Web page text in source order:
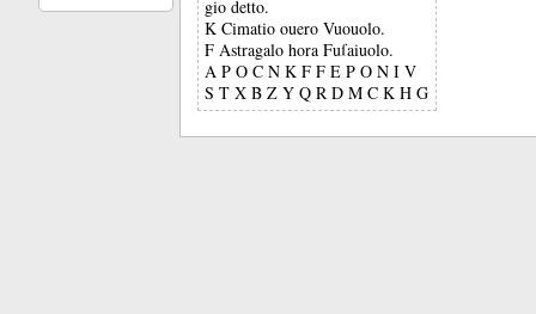
gio detto.
K Cimatio ouero Vuouolo.
F Astragalo hora Fuſaiuolo.
A P O C N K F F E P O N I V
S T X B Z Y Q R D M C K H G